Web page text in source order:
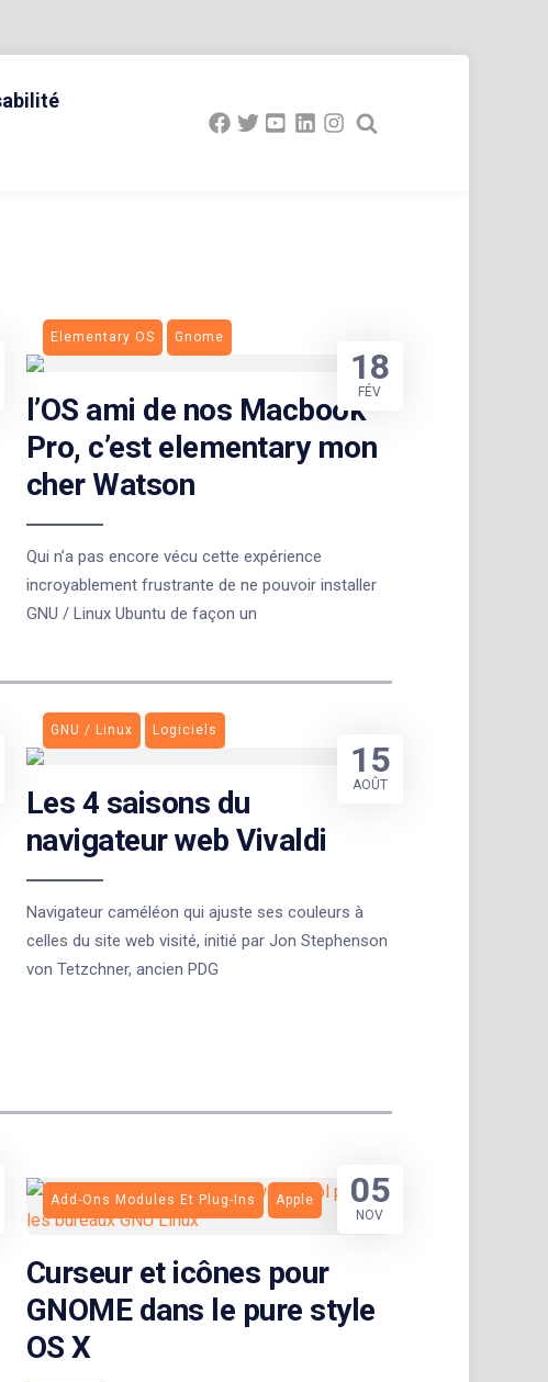
Elementary OS Gnome
l’OS ami de nos Macbook
Pro, c’est elementary mon
cher Watson
Qui n’a pas encore vécu cette expérience
incroyablement frustrante de ne pouvoir installer
GNU / Linux Ubuntu de façon un
18
FÉV
GNU / Linux Logiciels
Les 4 saisons du
navigateur web Vivaldi
Navigateur caméléon qui ajuste ses couleurs à
celles du site web visité, initié par Jon Stephenson
von Tetzchner, ancien PDG
15
AOÛT
Add-Ons Modules Et Plug-Ins Apple
Curseur et icônes pour
GNOME dans le pure style
OS X
05
NOV